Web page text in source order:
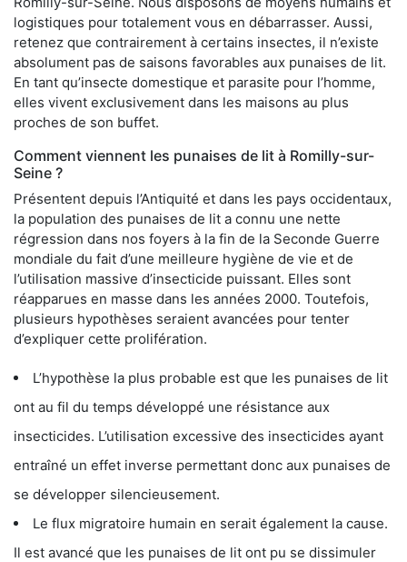
logistiques pour totalement vous en débarrasser. Aussi,
retenez que contrairement à certains insectes, il n’existe
absolument pas de saisons favorables aux punaises de lit.
En tant qu’insecte domestique et parasite pour l’homme,
elles vivent exclusivement dans les maisons au plus
proches de son buffet.
Comment viennent les punaises de lit à Romilly-sur-
Seine ?
Présentent depuis l’Antiquité et dans les pays occidentaux,
la population des punaises de lit a connu une nette
régression dans nos foyers à la fin de la Seconde Guerre
mondiale du fait d’une meilleure hygiène de vie et de
l’utilisation massive d’insecticide puissant. Elles sont
réapparues en masse dans les années 2000. Toutefois,
plusieurs hypothèses seraient avancées pour tenter
d’expliquer cette prolifération.
L’hypothèse la plus probable est que les punaises de lit
ont au fil du temps développé une résistance aux
insecticides. L’utilisation excessive des insecticides ayant
entraîné un effet inverse permettant donc aux punaises de
se développer silencieusement.
Le flux migratoire humain en serait également la cause.
Il est avancé que les punaises de lit ont pu se dissimuler